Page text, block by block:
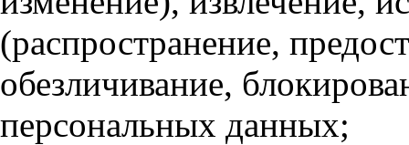
(распространение,
обезличивание,
персональных данных;